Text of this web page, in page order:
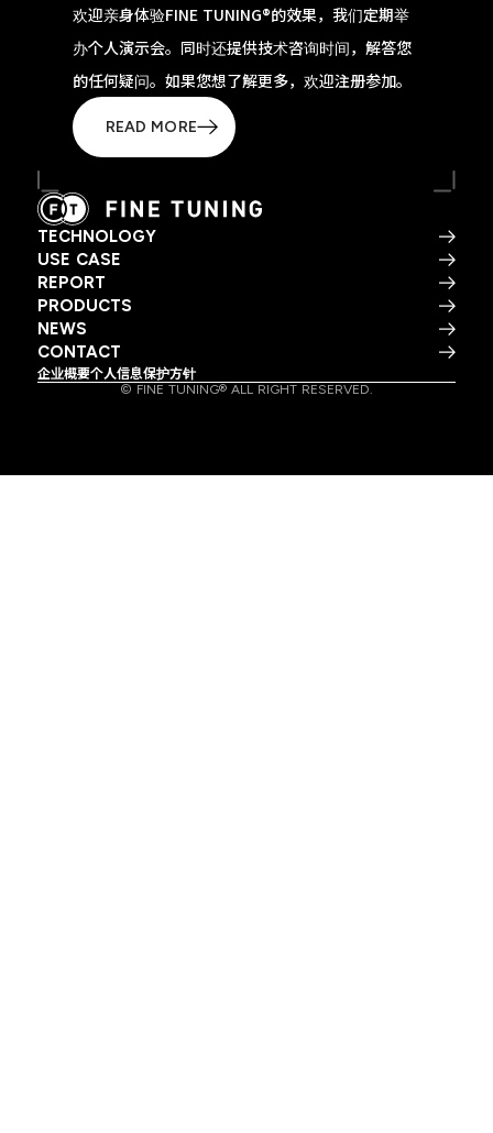
欢迎亲身体验FINE TUNING®的效果，我们定期举
办个人演示会。同时还提供技术咨询时间，解答您
的任何疑问。如果您想了解更多，欢迎注册参加。
READ MORE
TECHNOLOGY
USE CASE
REPORT
PRODUCTS
NEWS
CONTACT
企业概要个人信息保护方针
© FINE TUNING® ALL RIGHT RESERVED.